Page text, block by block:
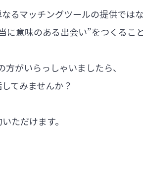
るマッチングツールの提供では
に意味のある出会い”をつくるこ
がいらっしゃいましたら、
てみませんか？
ただけます。